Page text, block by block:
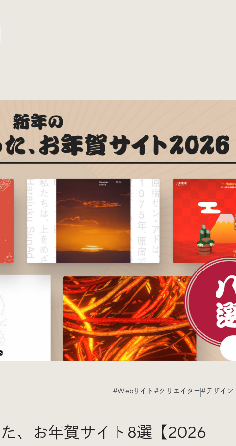
マ
ずつ紹介しています。
業界のニュースやイベント情報、 今週話題
などを30分でお届けします。
Trend Tags
#Webサイト
#デジタルデザイン
#ブランディング
#シェアオフィス
#Webサイト #クリエイター#デザイン
、お年賀サイト8選【2026